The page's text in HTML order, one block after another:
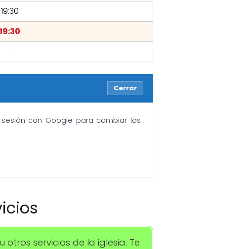
19:30
19:30
-
Cerrar
con Google para cambiar los
servicios de la iglesia. Te